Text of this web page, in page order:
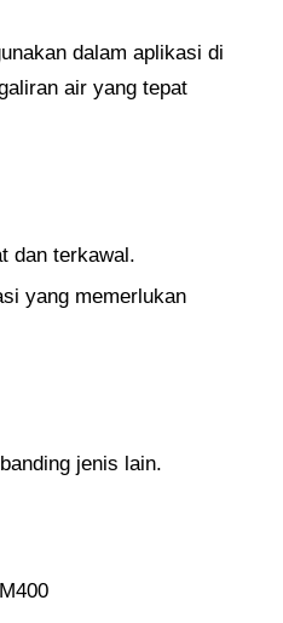
dalam aplikasi di
air yang tepat
dan terkawal.
yang memerlukan
jenis lain.